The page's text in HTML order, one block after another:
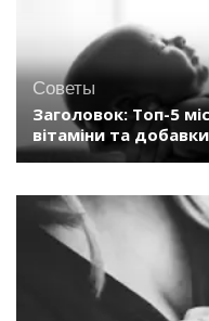
Советы
Заголовок: Топ-5
вітаміни та